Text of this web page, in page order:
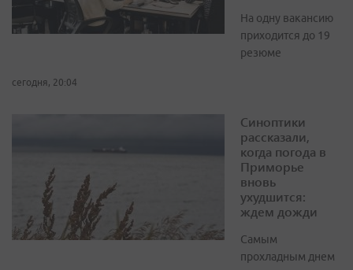
На одну вакансию
приходится до 19
резюме
сегодня, 20:04
Синоптики
рассказали,
когда погода в
Приморье
вновь
ухудшится:
ждем дожди
Самым
прохладным днем